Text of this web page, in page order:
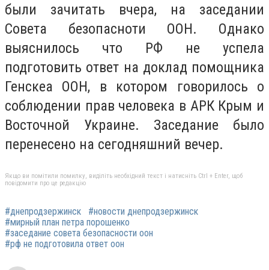
были зачитать вчера, на заседании
Совета безопасноти ООН. Однако
выяснилось что РФ не успела
подготовить ответ на доклад помощника
Генскеа ООН, в котором говорилось о
соблюдении прав человека в АРК Крым и
Восточной Украине. Заседание было
перенесено на сегодняшний вечер.
Якщо ви помітили помилку, виділіть необхідний текст і натисніть Ctrl + Enter, щоб
повідомити про це редакцію
#днепродзержинск
#новости днепродзержинск
#мирный план петра порошенко
#заседание совета безопасности оон
#рф не подготовила ответ оон